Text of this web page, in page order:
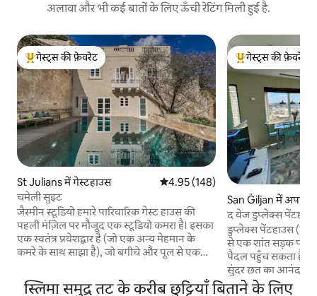
अलावा और भी कई बातों के लिए ऊँची रेटिंग मिली हुई है.
गेस्ट्स का टॉप फ़ेवरेट
गेस्ट्स की फ़ेवरेट
St Julians में गेस्टहाउस औसत रेटिंग 5 में से 4.95, 148 समीक्षाएँ
4.95 (148)
चमेली सुइट
जैस्मीन स्टूडियो हमारे पारिवारिक गेस्ट हाउस की
पहली मंज़िल पर मौजूद एक स्टूडियो कमरा है। इसका
एक स्वतंत्र प्रवेशद्वार है (जो एक अन्य मेहमान के
कमरे के साथ साझा है), जो बगीचे और पूल से एक
और सेंट जूलियन्स के सभी रेस्टोरेंट और नाइट लाइफ़
के करीब हैं। आप 5 किमी लंबे तटीय प्रोमेनेड पर दौड़
गेस्ट्स का टॉप फ़ेवरेट
गेस्ट्स की फ़ेवरेट
San Ġiljan में
डुप्लेक्स पेंटहाउस
से एक शांत सड़क पर
पैदल पहुँच सकता है।
सुंदर छत का आनंद लें।
इसलिए हम इस क्षेत्र
स्लिमा समुद्र तट के करीब छुट्टियाँ बिताने के लिए